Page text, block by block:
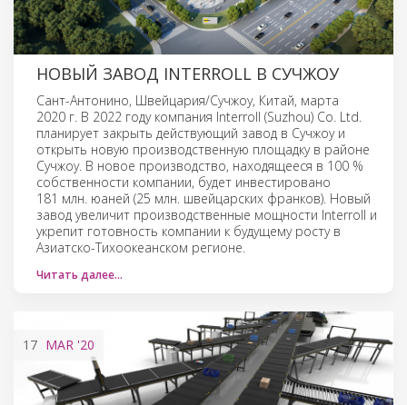
НОВЫЙ ЗАВОД INTERROLL В СУЧЖОУ
Сант-Антонино, Швейцария/Сучжоу, Китай, марта
2020 г. В 2022 году компания Interroll (Suzhou) Co. Ltd.
планирует закрыть действующий завод в Сучжоу и
открыть новую производственную площадку в районе
Сучжоу. В новое производство, находящееся в 100 %
собственности компании, будет инвестировано
181 млн. юаней (25 млн. швейцарских франков). Новый
завод увеличит производственные мощности Interroll и
укрепит готовность компании к будущему росту в
Азиатско-Тихоокеанском регионе.
Читать далее…
17 MAR '20